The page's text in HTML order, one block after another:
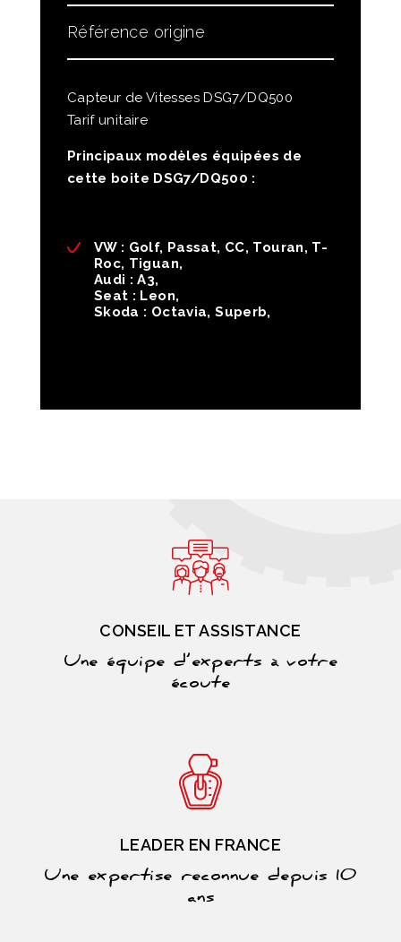
Référence origine
Capteur de Vitesses DSG7/DQ500
Tarif unitaire
Principaux modèles équipées de
cette boite DSG7/DQ500 :
VW : Golf, Passat, CC, Touran, T-
Roc, Tiguan,
Audi : A3,
Seat : Leon,
Skoda : Octavia, Superb,
CONSEIL ET ASSISTANCE
Une équipe d’experts à votre
écoute
LEADER EN FRANCE
Une expertise reconnue depuis 10
ans